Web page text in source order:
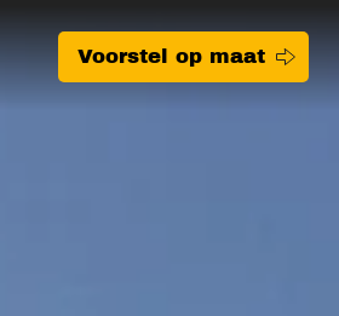
Voorstel op maat